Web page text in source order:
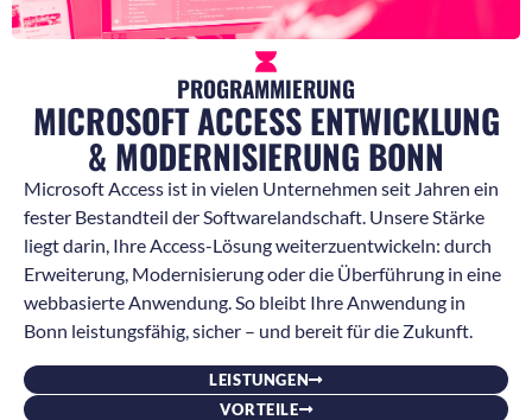
PROGRAMMIERUNG
MICROSOFT ACCESS ENTWICKLUNG
& MODERNISIERUNG BONN
Microsoft Access ist in vielen Unternehmen seit Jahren ein
fester Bestandteil der Softwarelandschaft. Unsere Stärke
liegt darin, Ihre Access-Lösung weiterzuentwickeln: durch
Erweiterung, Modernisierung oder die Überführung in eine
webbasierte Anwendung. So bleibt Ihre Anwendung in
Bonn leistungsfähig, sicher – und bereit für die Zukunft.
LEISTUNGEN
VORTEILE